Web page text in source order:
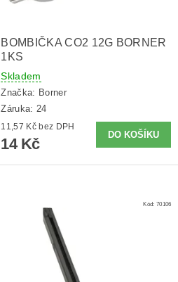
BOMBIČKA CO2 12G BORNER
1KS
Skladem
Značka: Borner
Záruka: 24
11,57 Kč bez DPH
14 Kč
Kód: 70106